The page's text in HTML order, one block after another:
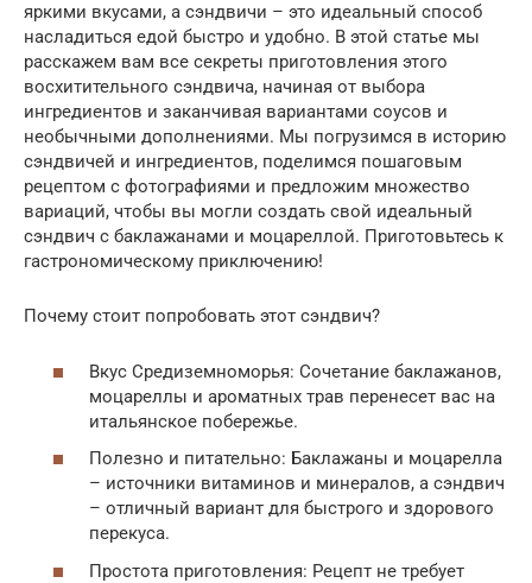
яркими вкусами, а сэндвичи – это идеальный способ
насладиться едой быстро и удобно. В этой статье мы
расскажем вам все секреты приготовления этого
восхитительного сэндвича, начиная от выбора
ингредиентов и заканчивая вариантами соусов и
необычными дополнениями. Мы погрузимся в историю
сэндвичей и ингредиентов, поделимся пошаговым
рецептом с фотографиями и предложим множество
вариаций, чтобы вы могли создать свой идеальный
сэндвич с баклажанами и моцареллой. Приготовьтесь к
гастрономическому приключению!
Почему стоит попробовать этот сэндвич?
Вкус Средиземноморья: Сочетание баклажанов,
моцареллы и ароматных трав перенесет вас на
итальянское побережье.
Полезно и питательно: Баклажаны и моцарелла
– источники витаминов и минералов, а сэндвич
– отличный вариант для быстрого и здорового
перекуса.
Простота приготовления: Рецепт не требует